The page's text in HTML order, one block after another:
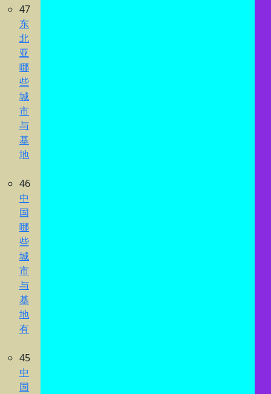
47
东
北
亚
哪
些
城
市
与
基
地
46
中
国
哪
些
城
市
与
基
地
有
45
中
国